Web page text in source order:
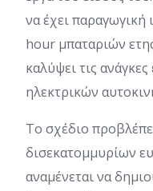
να έχει
hour μπαταριών
καλύψει τις
ηλεκτρικών
Το σχέδιο
δισεκατομμυρίων
αναμένεται να